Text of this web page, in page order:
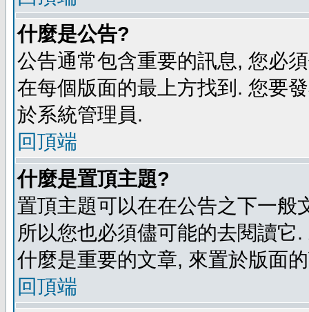
什麼是公告?
公告通常包含重要的訊息, 您必
在每個版面的最上方找到. 您要
於系統管理員.
回頂端
什麼是置頂主題?
置頂主題可以在在公告之下一般
所以您也必須儘可能的去閱讀
什麼是重要的文章, 來置於版面
回頂端